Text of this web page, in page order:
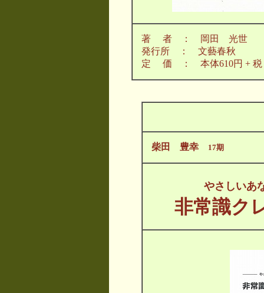
著 者 ： 岡田 光世
発行所 ： 文藝春秋
定 価 ： 本体610円 + 税
柴田 豊幸 17期
やさしいあ
非常識ク